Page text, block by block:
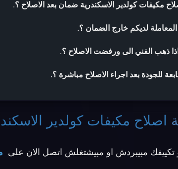
مكيفات كولدير الاسكندرية ضمان بعد الاصلاح ؟.
لديكم خارج الضمان ؟.
ذهب الفني الى ورفضت الاصلاح ؟.
للجودة بعد اجراء الاصلاح مباشرة ؟.
اصلاح مكيفات كولدير
مبيبردش او مبيشتغلش اتصل الان على